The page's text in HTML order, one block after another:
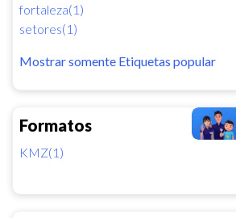
fortaleza(1)
setores(1)
Mostrar somente Etiquetas popular
Formatos
KMZ(1)